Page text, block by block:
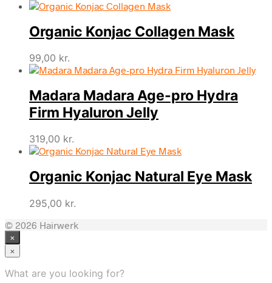
Organic Konjac Collagen Mask
99,00 kr.
Madara Madara Age-pro Hydra
Firm Hyaluron Jelly
319,00 kr.
Organic Konjac Natural Eye Mask
295,00 kr.
© 2026 Hairwerk
×
×
What are you looking for?